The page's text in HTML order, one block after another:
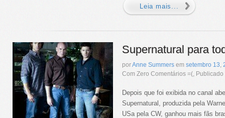
Leia mais...
Supernatural para
porAnne Summers em setembro 13
Com Zero Comentários =(,
Depois que foi exibida no canal
Supernatural, produzida pela
USa pela CW, ganhou mais fãs